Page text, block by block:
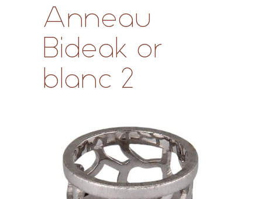
Anneau
Bideak or
blanc 2